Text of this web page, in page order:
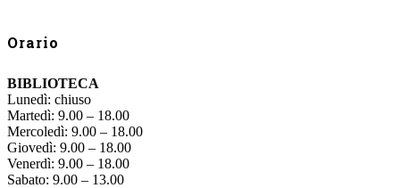
Orario
BIBLIOTECA
Lunedì: chiuso
Martedì: 9.00 – 18.00
Mercoledì: 9.00 – 18.00
Giovedì: 9.00 – 18.00
Venerdì: 9.00 – 18.00
Sabato: 9.00 – 13.00